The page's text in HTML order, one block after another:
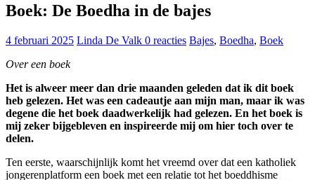
Boek: De Boedha in de bajes
4 februari 2025 Linda De Valk 0 reacties Bajes, Boedha, Boek
Over een boek
Het is alweer meer dan drie maanden geleden dat ik dit boek
heb gelezen. Het was een cadeautje aan mijn man, maar ik was
degene die het boek daadwerkelijk had gelezen. En het boek is
mij zeker bijgebleven en inspireerde mij om hier toch over te
delen.
Ten eerste, waarschijnlijk komt het vreemd over dat een katholiek
jongerenplatform een boek met een relatie tot het boeddhisme